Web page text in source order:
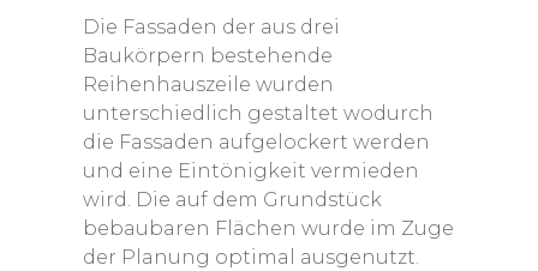
Die Fassaden der aus drei
Baukörpern bestehende
Reihenhauszeile wurden
unterschiedlich gestaltet wodurch
die Fassaden aufgelockert werden
und eine Eintönigkeit vermieden
wird. Die auf dem Grundstück
bebaubaren Flächen wurde im Zuge
der Planung optimal ausgenutzt.